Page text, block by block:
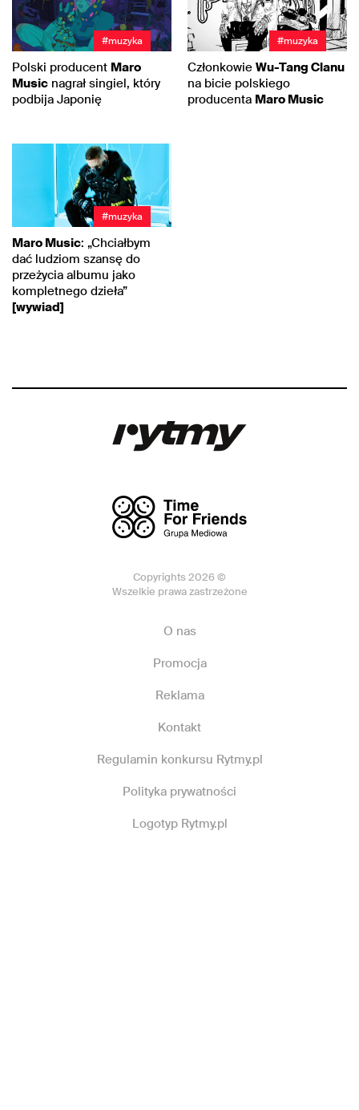
#muzyka
Polski producent Maro
Music nagrał singiel, który
podbija Japonię
#muzyka
Członkowie Wu-Tang Clanu
na bicie polskiego
producenta Maro Music
#muzyka
Maro Music: „Chciałbym
dać ludziom szansę do
przeżycia albumu jako
kompletnego dzieła”
[wywiad]
Copyrights 2026 ©
Wszelkie prawa zastrzeżone
O nas
Promocja
Reklama
Kontakt
Regulamin konkursu Rytmy.pl
Polityka prywatności
Logotyp Rytmy.pl